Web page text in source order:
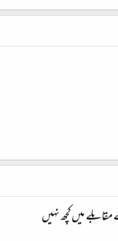
میں‌کچھ نہیں‌